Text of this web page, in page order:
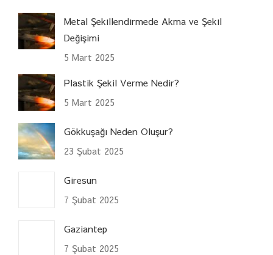
Metal Şekillendirmede Akma ve Şekil
Değişimi
5 Mart 2025
Plastik Şekil Verme Nedir?
5 Mart 2025
Gökkuşağı Neden Oluşur?
23 Şubat 2025
Giresun
7 Şubat 2025
Gaziantep
7 Şubat 2025